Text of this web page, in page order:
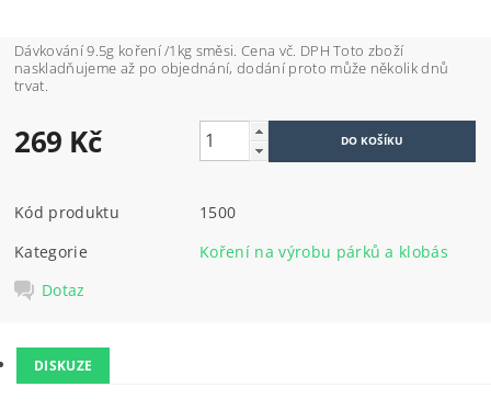
Dávkování 9.5g koření /1kg směsi. Cena vč. DPH Toto zboží
naskladňujeme až po objednání, dodání proto může několik dnů
trvat.
269 Kč
Kód produktu
1500
Kategorie
Koření na výrobu párků a klobás
Dotaz
DISKUZE